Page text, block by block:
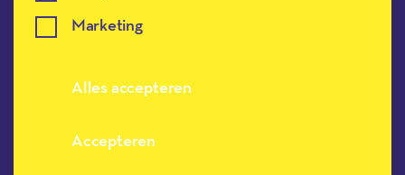
Marketing
Alles accepteren
Accepteren